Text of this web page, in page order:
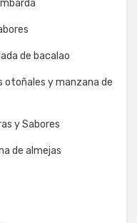
de bacalao
otoñales y manzana de
y Sabores
de almejas